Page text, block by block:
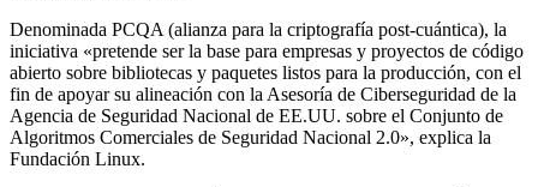
Denominada PCQA (alianza para la criptografía post-cuántica), la
iniciativa «pretende ser la base para empresas y proyectos de código
abierto sobre bibliotecas y paquetes listos para la producción, con el
fin de apoyar su alineación con la Asesoría de Ciberseguridad de la
Agencia de Seguridad Nacional de EE.UU. sobre el Conjunto de
Algoritmos Comerciales de Seguridad Nacional 2.0», explica la
Fundación Linux.